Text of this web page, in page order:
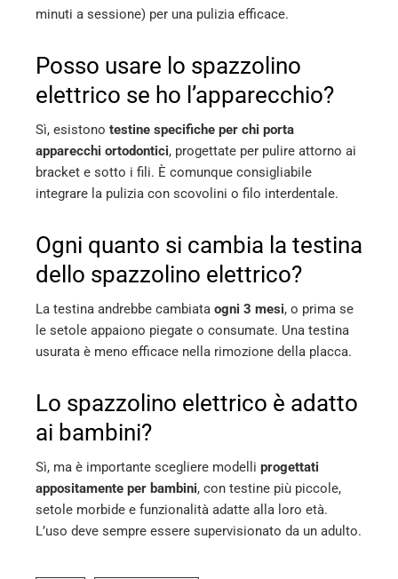
minuti a sessione) per una pulizia efficace.
Posso usare lo spazzolino
elettrico se ho l’apparecchio?
Sì, esistono testine specifiche per chi porta
apparecchi ortodontici, progettate per pulire attorno ai
bracket e sotto i fili. È comunque consigliabile
integrare la pulizia con scovolini o filo interdentale.
Ogni quanto si cambia la testina
dello spazzolino elettrico?
La testina andrebbe cambiata ogni 3 mesi, o prima se
le setole appaiono piegate o consumate. Una testina
usurata è meno efficace nella rimozione della placca.
Lo spazzolino elettrico è adatto
ai bambini?
Sì, ma è importante scegliere modelli progettati
appositamente per bambini, con testine più piccole,
setole morbide e funzionalità adatte alla loro età.
L’uso deve sempre essere supervisionato da un adulto.